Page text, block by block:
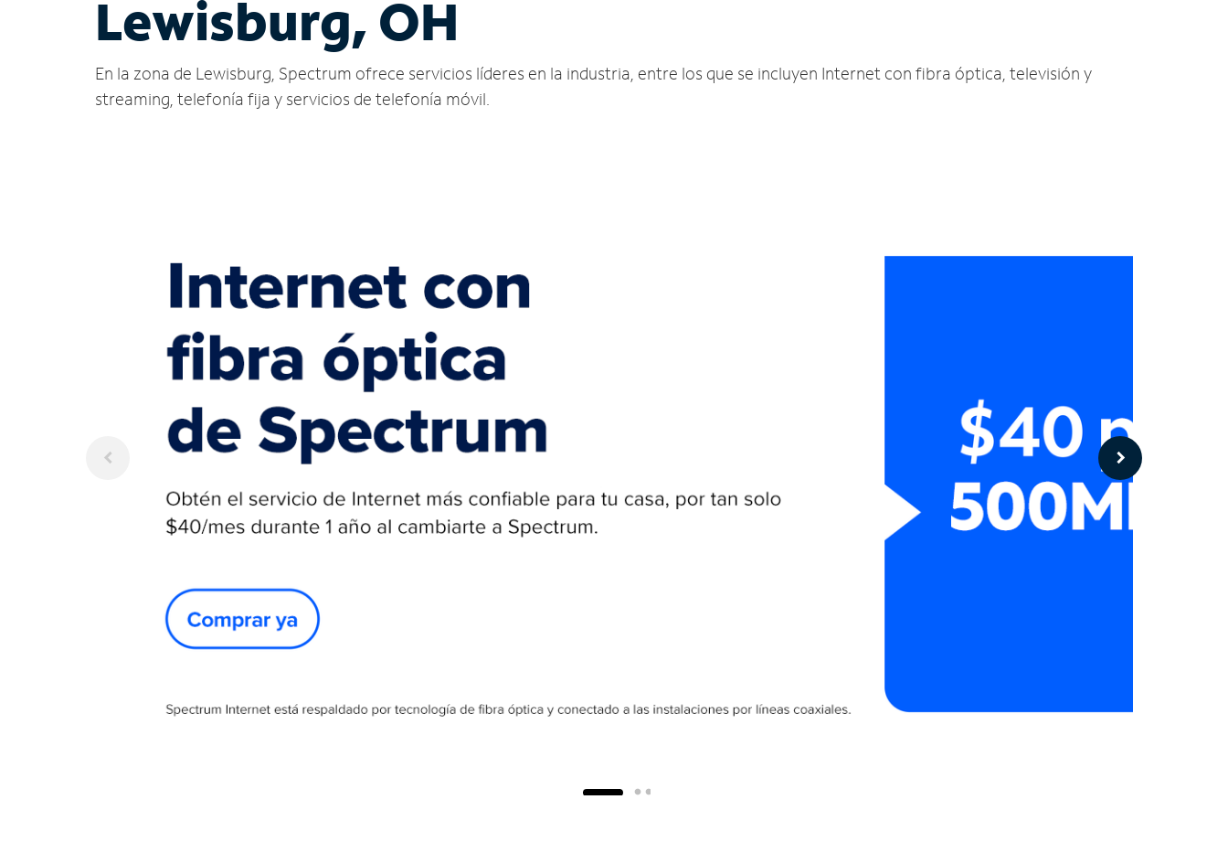
Lewisburg, OH
En la zona de Lewisburg, Spectrum ofrece servicios líderes en la industria, entre los que se incluyen Internet con fibra óptica, televisión y
streaming, telefonía fija y servicios de telefonía móvil.